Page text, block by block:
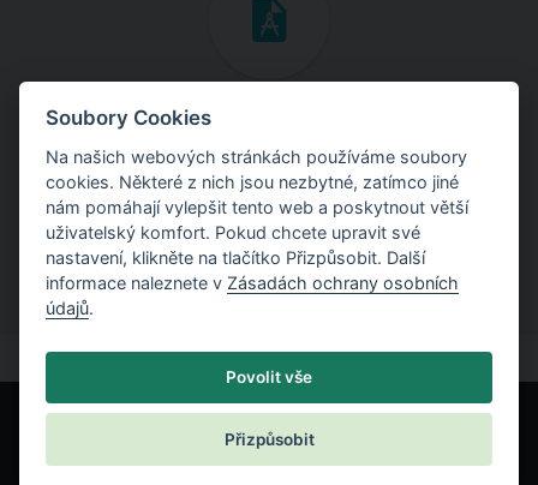
Inženýrské manuály
Stáhněte si manuály s teoretickými i praktickými ukázkami
použití programů.
Soubory Cookies
Na našich webových stránkách používáme soubory
cookies. Některé z nich jsou nezbytné, zatímco jiné
nám pomáhají vylepšit tento web a poskytnout větší
uživatelský komfort. Pokud chcete upravit své
nastavení, klikněte na tlačítko Přizpůsobit. Další
informace naleznete v Zásadách ochrany osobních
údajů.
Povolit vše
Přizpůsobit